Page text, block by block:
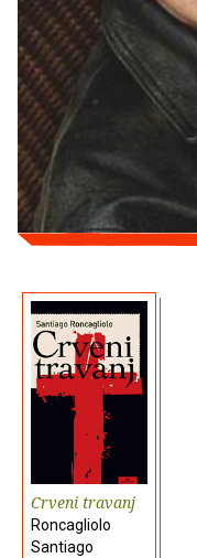
Crveni travanj
Roncagliolo
Santiago